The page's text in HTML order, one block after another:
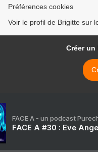
Préférences cookies
Voir le profil de Brigitte sur
Créer
FACE A - un podcast
FACE A #30 : Eve